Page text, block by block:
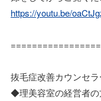
https://youtu.be/
抜毛症改善カウンセ
◆理美容室の経営者の